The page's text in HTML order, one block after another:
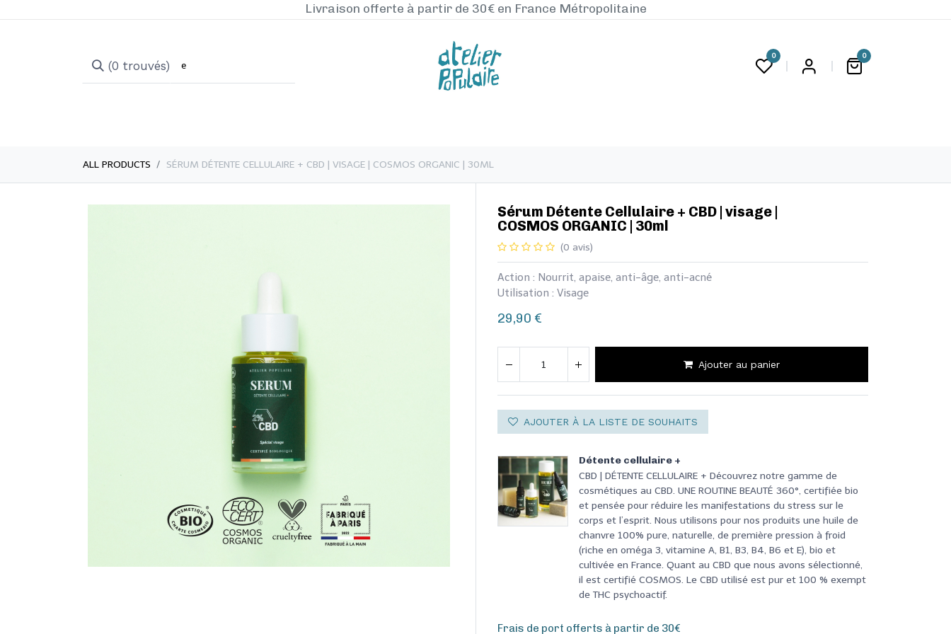
Livraison offerte à partir de 30€ en France Métropolitaine
(0 trouvés)
0 0
ALL PRODUCTS ​​​​​​SÉRUM DÉTENTE CELLULAIRE + CBD | VISAGE | COSMOS ORGANIC | 30ML
​​​​​​Sérum Détente Cellulaire + CBD | visage |
COSMOS ORGANIC | 30ml
(0 avis)
Action : Nourrit, apaise, anti-âge, anti-acné
Utilisation : Visage
29,90 €
Ajouter au panier
AJOUTER À LA LISTE DE SOUHAITS
Détente cellulaire +
CBD | DÉTENTE CELLULAIRE + Découvrez notre gamme de
cosmétiques au CBD. UNE ROUTINE BEAUTÉ 360°, certifiée bio
et pensée pour réduire les manifestations du stress sur le
corps et l’esprit. Nous utilisons pour nos produits une huile de
chanvre 100% pure, naturelle, de première pression à froid
(riche en oméga 3, vitamine A, B1, B3, B4, B6 et E), bio et
cultivée en France. Quant au CBD que nous avons sélectionné,
il est certifié COSMOS. Le CBD utilisé est pur et 100 % exempt
de THC psychoactif.
Frais de port offerts à partir de 30€